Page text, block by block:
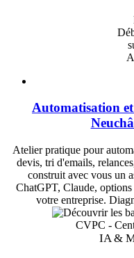
Automatisation
Atelier pratique pour
devis, tri d'emails,
construit avec vous un
ChatGPT, Claude,
votre entreprise.
CVPC -
IA &